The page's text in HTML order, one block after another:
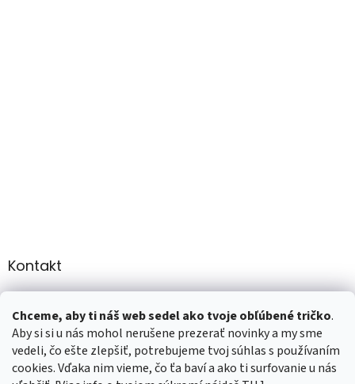
Chceme, aby ti náš web sedel ako tvoje obľúbené tričko.
Aby si si u nás mohol nerušene prezerať novinky a my sme
vedeli, čo ešte zlepšiť, potrebujeme tvoj súhlas s používaním
cookies. Vďaka nim vieme, čo ťa baví a ako ti surfovanie u nás
Kontakt
+421 907947783